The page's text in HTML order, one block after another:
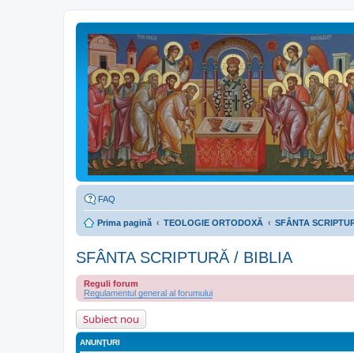
FAQ
Prima pagină TEOLOGIE ORTODOXĂ SFÂNTA
SFÂNTA SCRIPTURĂ / BIBLIA
Reguli forum
Regulamentul general al forumului
Subiect nou
ANUNŢURI